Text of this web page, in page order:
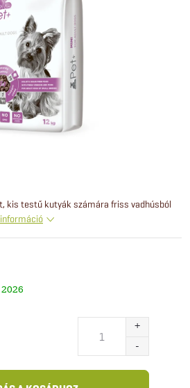
kis testű kutyák számára friss vadhúsból